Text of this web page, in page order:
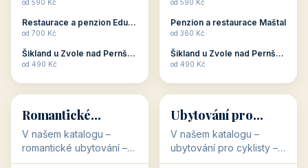
od 590 Kč
Restaurace a penzion Eduard
od 700 Kč
Šikland u Zvole nad Pernštejnem
od 490 Kč
od 590 Kč
Penzion a restaurace Maštal
od 360 Kč
Šikland u Zvole nad Pernštejnem
od 490 Kč
💕
💕
Romantické
ubytování
V našem katalogu –
romantické ubytování –
jsou pro Vás připraveny
🚴
🚴
32 objektů
Ubytování pro
cyklisty
V našem katalogu –
ubytování pro cyklisty –
jsou pro Vás připraveny